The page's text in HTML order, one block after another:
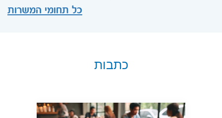
כל תחומי המשרות
כתבות